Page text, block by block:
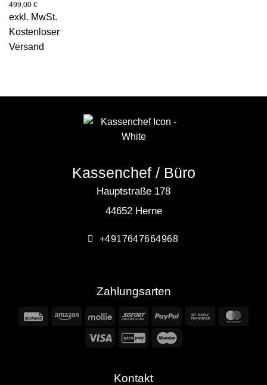
499,00 €
exkl. MwSt.
Kostenloser
Versand
Kassenchef / Büro
Hauptstraße 178
44652 Herne
+4917647664968
Zahlungsarten
RechungAmazonMollie Sofort PayPal
Bank
Visa GiroPay
Kontakt